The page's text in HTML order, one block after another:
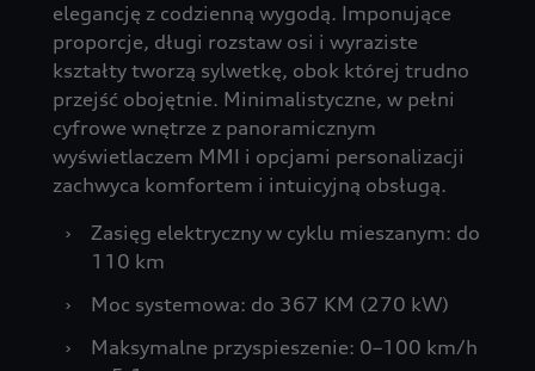
elegancję z codzienną wygodą. Imponujące
proporcje, długi rozstaw osi i wyraziste
kształty tworzą sylwetkę, obok której trudno
przejść obojętnie. Minimalistyczne, w pełni
cyfrowe wnętrze z panoramicznym
wyświetlaczem MMI i opcjami personalizacji
zachwyca komfortem i intuicyjną obsługą.
›
Zasięg elektryczny w cyklu mieszanym: do
110 km
›
Moc systemowa: do 367 KM (270 kW)
›
Maksymalne przyspieszenie: 0–100 km/h